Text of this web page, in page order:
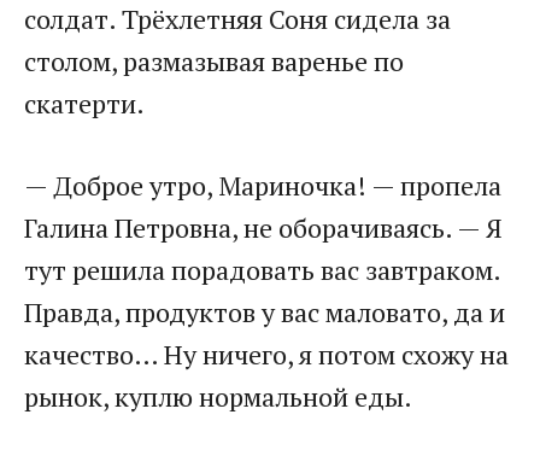
солдат. Трёхлетняя Соня сидела за
столом, размазывая варенье по
скатерти.
— Доброе утро, Мариночка! — пропела
Галина Петровна, не оборачиваясь. — Я
тут решила порадовать вас завтраком.
Правда, продуктов у вас маловато, да и
качество… Ну ничего, я потом схожу на
рынок, куплю нормальной еды.